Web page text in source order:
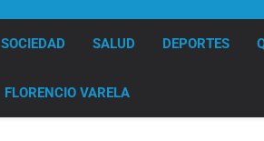
SOCIEDAD SALUD DEPORTES
FLORENCIO VARELA